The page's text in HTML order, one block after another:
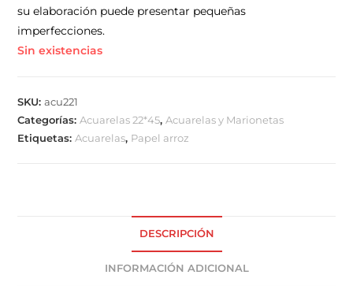
su elaboración puede presentar pequeñas
imperfecciones.
Sin existencias
SKU:acu221
Categorías:Acuarelas 22*45,Acuarelas y Marionetas
Etiquetas:Acuarelas, Papel arroz
DESCRIPCIÓN
INFORMACIÓN ADICIONAL